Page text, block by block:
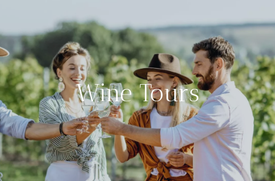
Wine Tours